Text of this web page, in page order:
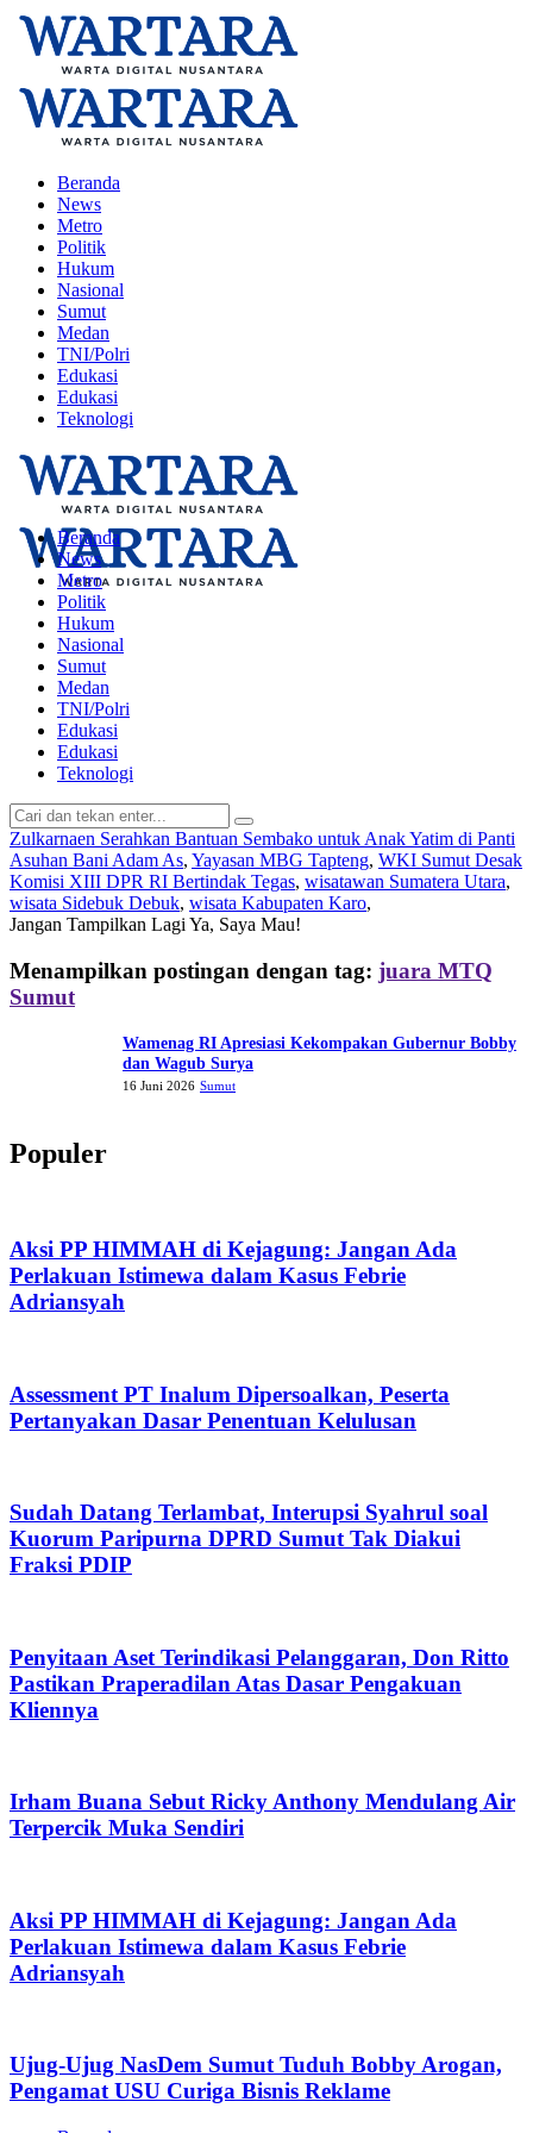
Beranda
News
Metro
Politik
Hukum
Nasional
Sumut
Medan
TNI/Polri
Edukasi
Edukasi
Teknologi
Beranda
News
Metro
Politik
Hukum
Nasional
Sumut
Medan
TNI/Polri
Edukasi
Edukasi
Teknologi
Zulkarnaen Serahkan Bantuan Sembako untuk Anak Yatim di Panti
Asuhan Bani Adam As, Yayasan MBG Tapteng, WKI Sumut Desak
Komisi XIII DPR RI Bertindak Tegas, wisatawan Sumatera Utara,
wisata Sidebuk Debuk, wisata Kabupaten Karo,
Jangan Tampilkan LagiYa, Saya Mau!
Menampilkan postingan dengan tag: juara MTQ
Sumut
Wamenag RI Apresiasi Kekompakan Gubernur Bobby
dan Wagub Surya
16 Juni 2026 Sumut
Populer
Aksi PP HIMMAH di Kejagung: Jangan Ada
Perlakuan Istimewa dalam Kasus Febrie
Adriansyah
Assessment PT Inalum Dipersoalkan, Peserta
Pertanyakan Dasar Penentuan Kelulusan
Sudah Datang Terlambat, Interupsi Syahrul soal
Kuorum Paripurna DPRD Sumut Tak Diakui
Fraksi PDIP
Penyitaan Aset Terindikasi Pelanggaran, Don Ritto
Pastikan Praperadilan Atas Dasar Pengakuan
Kliennya
Irham Buana Sebut Ricky Anthony Mendulang Air
Terpercik Muka Sendiri
Aksi PP HIMMAH di Kejagung: Jangan Ada
Perlakuan Istimewa dalam Kasus Febrie
Adriansyah
Ujug-Ujug NasDem Sumut Tuduh Bobby Arogan,
Pengamat USU Curiga Bisnis Reklame